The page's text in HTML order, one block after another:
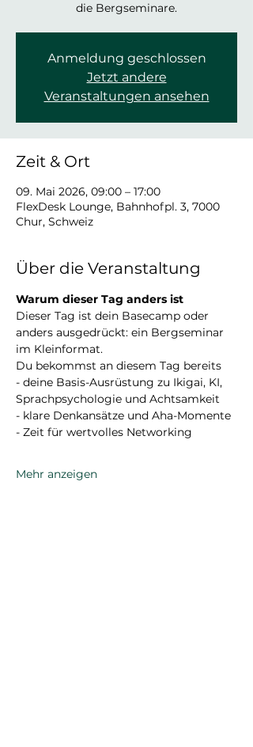
die Bergseminare.
Anmeldung geschlossen
Jetzt andere
Veranstaltungen ansehen
Zeit & Ort
09. Mai 2026, 09:00 – 17:00
FlexDesk Lounge, Bahnhofpl. 3, 7000
Chur, Schweiz
Über die Veranstaltung
Warum dieser Tag anders ist
Dieser Tag ist dein Basecamp oder
anders ausgedrückt: ein Bergseminar
im Kleinformat.
Du bekommst an diesem Tag bereits
- deine Basis-Ausrüstung zu Ikigai, KI,
Sprachpsychologie und Achtsamkeit
- klare Denkansätze und Aha-Momente
- Zeit für wertvolles Networking
Mehr anzeigen